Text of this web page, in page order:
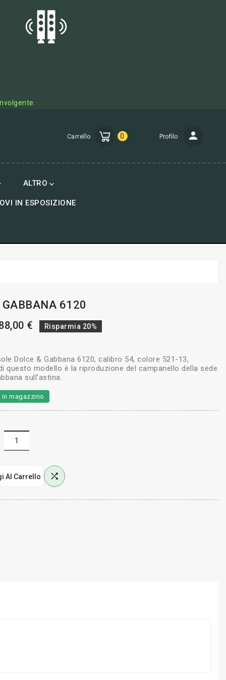
Carrello 0 Profilo
ALTRO 
IN ESPOSIZIONE
GABBANA 6120
€ Risparmia 20%
Dolce & Gabbana 6120, calibro 54, colore 521-13,
questo modello è la riproduzione del campanello della sede
sull'astina.
magazzino
Al Carrello 